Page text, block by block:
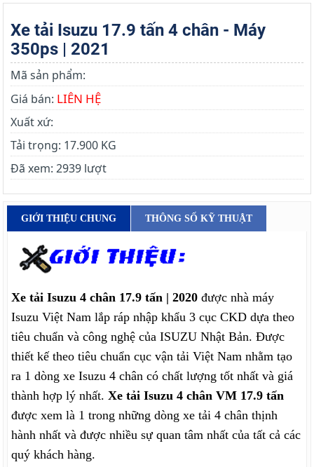
Xe tải Isuzu 17.9 tấn 4 chân - Máy
350ps | 2021
Mã sản phẩm:
Giá bán: LIÊN HỆ
Xuất xứ:
Tải trọng: 17.900 KG
Đã xem: 2939 lượt
GIỚI THIỆU CHUNG THÔNG SỐ KỸ THUẬT
Xe tải Isuzu 4 chân 17.9 tấn | 2020 được nhà máy
Isuzu Việt Nam lắp ráp nhập khẩu 3 cục CKD dựa theo
tiêu chuẩn và công nghệ của ISUZU Nhật Bản. Được
thiết kế theo tiêu chuẩn cục vận tải Việt Nam nhằm tạo
ra 1 dòng xe Isuzu 4 chân có chất lượng tốt nhất và giá
thành hợp lý nhất.Xe tải Isuzu 4 chân VM 17.9 tấn
được xem là 1 trong những dòng xe tải 4 chân thịnh
hành nhất và được nhiều sự quan tâm nhất của tất cả các
quý khách hàng.